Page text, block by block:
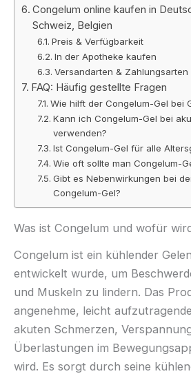
Congelum online kaufen in
Schweiz, Belgien
Preis & Verfügbarkeit
In der Apotheke kaufen
Versandarten & Zahlungsarten
FAQ: Häufig gestellte Fragen
Wie hilft der Congelum-Gel bei
Kann ich Congelum-Gel bei
verwenden?
Ist Congelum-Gel für alle
Wie oft sollte man Congelum-
Gibt es Nebenwirkungen bei
Congelum-Gel?
Was ist Congelum und wofür
Congelum ist ein kühlender
entwickelt wurde, um
und Muskeln zu lindern. Das
angenehme, leicht
akuten Schmerzen,
Überlastungen im
wird. Es sorgt durch seine